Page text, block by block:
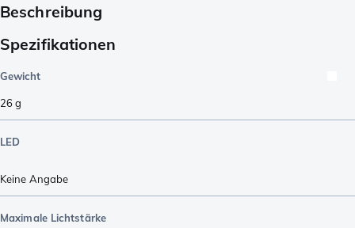
Beschreibung
Spezifikationen
Gewicht
26g
LED
Keine Angabe
Maximale Lichtstärke